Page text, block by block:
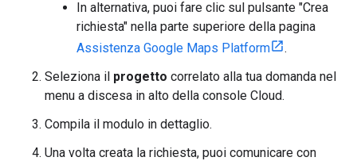
In alternativa, puoi fare clic sul pulsante "Crea
richiesta" nella parte superiore della pagina
Assistenza Google Maps Platform
.
Seleziona il progetto correlato alla tua domanda nel
menu a discesa in alto della console Cloud.
Compila il modulo in dettaglio.
Una volta creata la richiesta, puoi comunicare con